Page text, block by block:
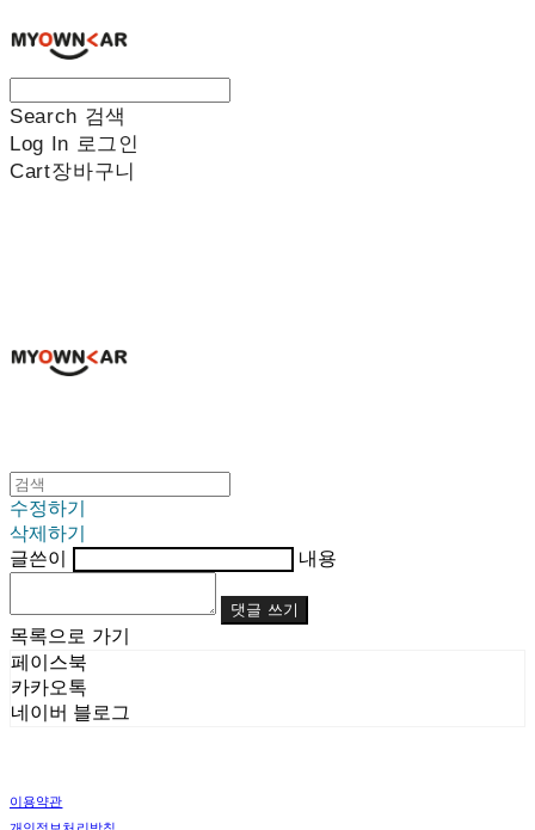
Search 검색
Log In 로그인
Cart장바구니
수정하기
삭제하기
글쓴이
내용
댓글 쓰기
목록으로 가기
페이스북
카카오톡
네이버 블로그
이용약관